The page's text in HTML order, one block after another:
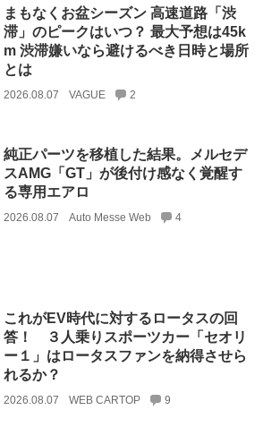
まもなくお盆シーズン 高速道路「渋
滞」のピークはいつ？ 最大予想は45k
m 渋滞嫌いなら避けるべき日時と場所
とは
2026.08.07 VAGUE 2
純正パーツを移植した結果。メルセデ
スAMG「GT」が後付け感なく覚醒す
る専用エアロ
2026.08.07 Auto Messe Web 4
これがEV時代に対するロータスの回
答！ ３人乗りスポーツカー「セオリ
ー１」はロータスファンを納得させら
れるか？
2026.08.07 WEB CARTOP 9